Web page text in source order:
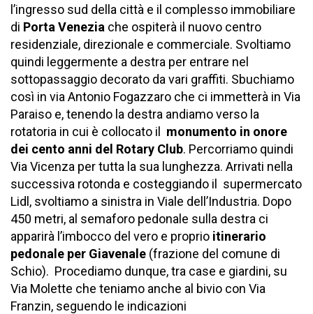
l’ingresso sud della città e il complesso immobiliare
di Porta Venezia che ospiterà il nuovo centro
residenziale, direzionale e commerciale. Svoltiamo
quindi leggermente a destra per entrare nel
sottopassaggio decorato da vari graffiti. Sbuchiamo
così in via Antonio Fogazzaro che ci immetterà in Via
Paraiso e, tenendo la destra andiamo verso la
rotatoria in cui è collocato il monumento in onore
dei cento anni del Rotary Club. Percorriamo quindi
Via Vicenza per tutta la sua lunghezza. Arrivati nella
successiva rotonda e costeggiando il supermercato
Lidl, svoltiamo a sinistra in Viale dell’Industria. Dopo
450 metri, al semaforo pedonale sulla destra ci
apparirà l’imbocco del vero e proprio itinerario
pedonale per Giavenale (frazione del comune di
Schio). Procediamo dunque, tra case e giardini, su
Via Molette che teniamo anche al bivio con Via
Franzin, seguendo le indicazioni